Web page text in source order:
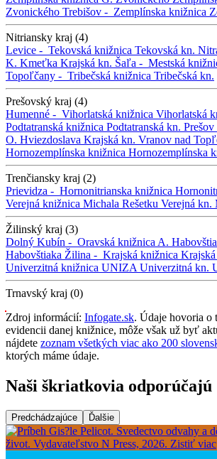
Zvonického Trebišov - Zemplínska knižnica
Nitriansky kraj (4)
Levice - Tekovská knižnica Tekovská kn.
K. Kmeťka Krajská kn. Šaľa - Mestská
Topoľčany - Tribečská knižnica Tribečská kn.
Prešovský kraj (4)
Humenné - Vihorlatská knižnica Vihorlatská
Podtatranská knižnica Podtatranská kn. Prešov
O. Hviezdoslava Krajská kn. Vranov nad
Hornozemplínska knižnica Hornozemplínska
Trenčiansky kraj (2)
Prievidza - Hornonitrianska knižnica
Verejná knižnica Michala Rešetku Verejná kn.
Žilinský kraj (3)
Dolný Kubín - Oravská knižnica A.
Habovštiaka Žilina - Krajská knižnica
Univerzitná knižnica UNIZA Univerzitná kn.
Trnavský kraj (0)
Zdroj informácií: Infogate.sk. Údaje hovoria o
evidencii danej knižnice, môže však už byť
nájdete zoznam všetkých viac ako 200
ktorých máme údaje.
Naši škriatkovia odporúčajú
Predchádzajúce Ďalšie